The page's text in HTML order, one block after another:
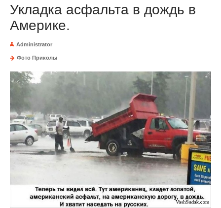
Укладка асфальта в дождь в
Америке.
Administrator
Фото Приколы